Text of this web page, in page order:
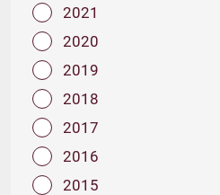
2021
2020
2019
2018
2017
2016
2015